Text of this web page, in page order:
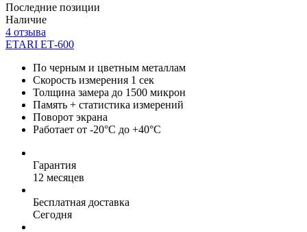
Последние позиции
Наличие
4 отзыва
ETARI ЕТ-600
По черным и цветным металлам
Скорость измерения 1 сек
Толщина замера до 1500 микрон
Память + статистика измерений
Поворот экрана
Работает от -20°C до +40°C
Гарантия
12 месяцев
Бесплатная доставка
Сегодня